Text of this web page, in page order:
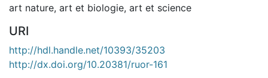
art nature, art et biologie, art et science
URI
http://hdl.handle.net/10393/35203
http://dx.doi.org/10.20381/ruor-161